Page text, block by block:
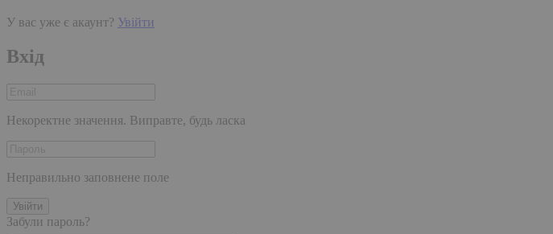
У вас уже є акаунт? Увійти
Вхід
Некоректне значення. Виправте, будь ласка
Неправильно заповнене поле
Увійти
Забули пароль?